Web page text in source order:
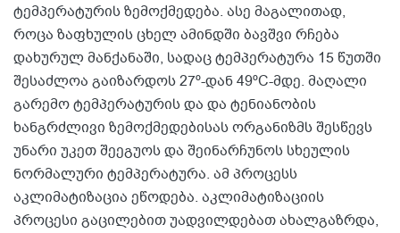
ტემპერატურის ზემოქმედება. ასე მაგალითად,
როცა ზაფხულის ცხელ ამინდში ბავშვი რჩება
დახურულ მანქანაში, სადაც ტემპერატურა 15 წუთში
შესაძლოა გაიზარდოს 27º-დან 49ºC-მდე. მაღალი
გარემო ტემპერატურის და და ტენიანობის
ხანგრძლივი ზემოქმედებისას ორგანიზმს შესწევს
უნარი უკეთ შეეგუოს და შეინარჩუნოს სხეულის
ნორმალური ტემპერატურა. ამ პროცესს
აკლიმატიზაცია ეწოდება. აკლიმატიზაციის
პროცესი გაცილებით უადვილდებათ ახალგაზრდა,